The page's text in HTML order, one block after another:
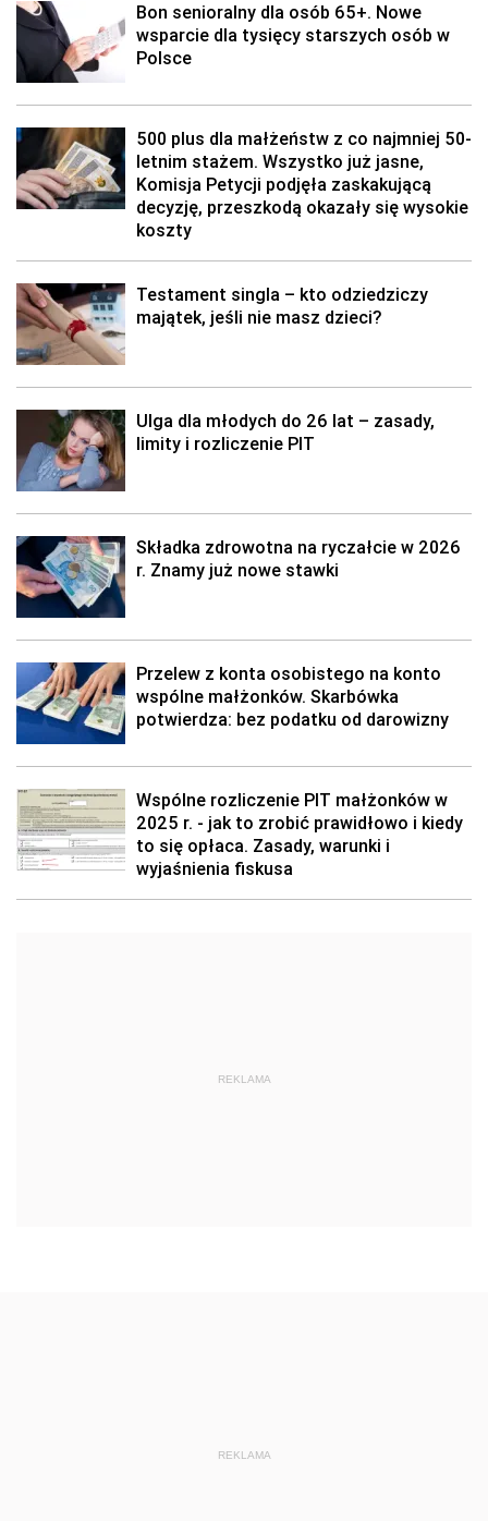
Bon senioralny dla osób 65+. Nowe
wsparcie dla tysięcy starszych osób w
Polsce
500 plus dla małżeństw z co najmniej 50-
letnim stażem. Wszystko już jasne,
Komisja Petycji podjęła zaskakującą
decyzję, przeszkodą okazały się wysokie
koszty
Testament singla – kto odziedziczy
majątek, jeśli nie masz dzieci?
Ulga dla młodych do 26 lat – zasady,
limity i rozliczenie PIT
Składka zdrowotna na ryczałcie w 2026
r. Znamy już nowe stawki
Przelew z konta osobistego na konto
wspólne małżonków. Skarbówka
potwierdza: bez podatku od darowizny
Wspólne rozliczenie PIT małżonków w
2025 r. - jak to zrobić prawidłowo i kiedy
to się opłaca. Zasady, warunki i
wyjaśnienia fiskusa
REKLAMA
REKLAMA